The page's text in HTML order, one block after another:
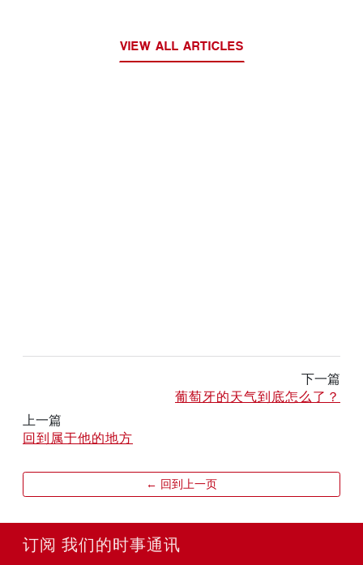
VIEW ALL ARTICLES
下一篇
葡萄牙的天气到底怎么了？
上一篇
回到属于他的地方
← 回到上一页
订阅 我们的时事通讯